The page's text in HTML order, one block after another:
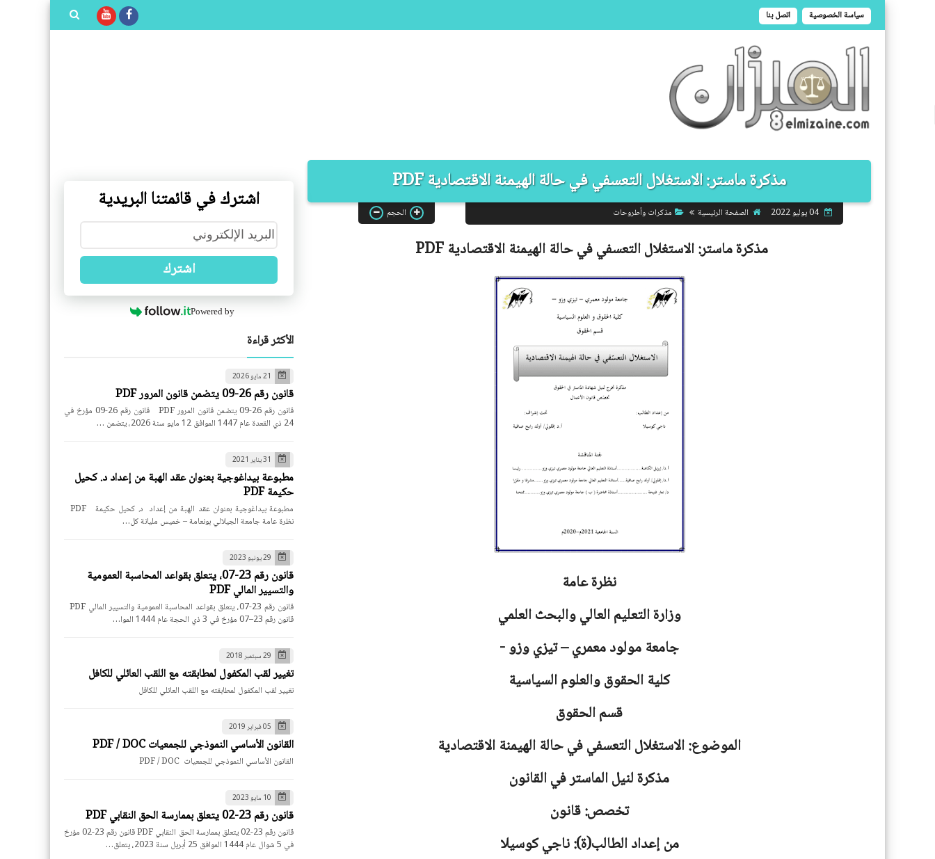
سياسة الخصوصية اتصل بنا
مذكرة ماستر: الاستغلال التعسفي في حالة الهيمنة الاقتصادية PDF
04 يوليو 2022 الصفحة الرئيسية مذكرات وأطروحات الحجم
مذكرة ماستر:الاستغلال التعسفي في حالة الهيمنة الاقتصاديةPDF
نظرة عامة
وزارة التعليم العالي والبحث العلمي
جامعةمولود معمري – تيزي وزو -
كلية الحقوق والعلوم السياسية
قسم الحقوق
الموضوع: الاستغلال التعسفي في حالة الهيمنة الاقتصادية
مذكرة لنيل الماستر في القانون
تخصص: قانون
من إعداد الطالب(ة): ناجي كوسيلا
اشترك في قائمتنا البريدية
اشترك
Powered by
الأكثر قراءة
21 مايو 2026
قانون رقم 26-09 يتضمن قانون المرور PDF
قانون رقم 26-09 يتضمن قانون المرور PDF قانون رقم 26-09 مؤرخ في
24 ذي القعدة عام 1447 الموافق 12 مايو سنة 2026، يتضمن …
31 يناير 2021
مطبوعة بيداغوجية بعنوان عقد الهبة من إعداد د. كحيل
حكيمة PDF
نظرة عامة جامعة الجيلالي بونعامة – خميس مليانة كل…
29 يونيو 2023
قانون رقم 23-07، يتعلق بقواعد المحاسبة العمومية
والتسيير المالي PDF
قانون رقم 23–07 مؤرخ في 3 ذي الحجة عام 1444 الموا…
29 سبتمبر 2018
تغيير لقب المكفول لمطابقته مع اللقب العائلي للكافل
تغيير لقب المكفول لمطابقته مع اللقب العائلي للكافل
05 فبراير 2019
القانون الأساسي النموذجي للجمعيات PDF / DOC
القانون الأساسي النموذجي للجمعيات PDF / DOC
10 مايو 2023
قانون رقم 23-02 يتعلق بممارسة الحق النقابي PDF
قانون رقم 23-02 يتعلق بممارسة الحق النقابي PDF قانون رقم 23-02 مؤرخ
في 5 شوال عام 1444 الموافق 25 أبريل سنة 2023، يتعلق…